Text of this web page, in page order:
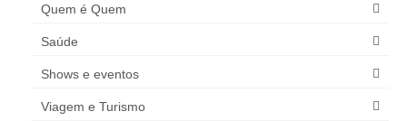
Quem é Quem
Saúde
Shows e eventos
Viagem e Turismo